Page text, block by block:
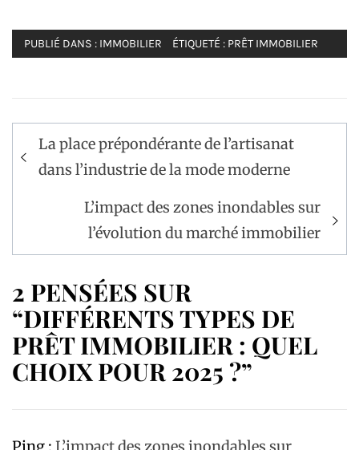
PUBLIÉ DANS : IMMOBILIER ÉTIQUETÉ : PRÊT IMMOBILIER
Navigation
de
La place prépondérante de l’artisanat
dans l’industrie de la mode moderne
L’impact des zones inondables sur
l’évolution du marché immobilier
2 PENSÉES SUR
“DIFFÉRENTS TYPES DE
PRÊT IMMOBILIER : QUEL
CHOIX POUR 2025 ?”
Ping : L’impact des zones inondables sur